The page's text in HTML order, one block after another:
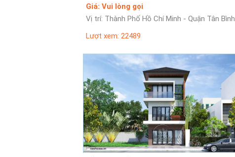
Giá: Vui lòng gọi
Vị trí: Thành Phố Hồ Chí Minh - Quận Tân Bình
Lượt xem: 22489